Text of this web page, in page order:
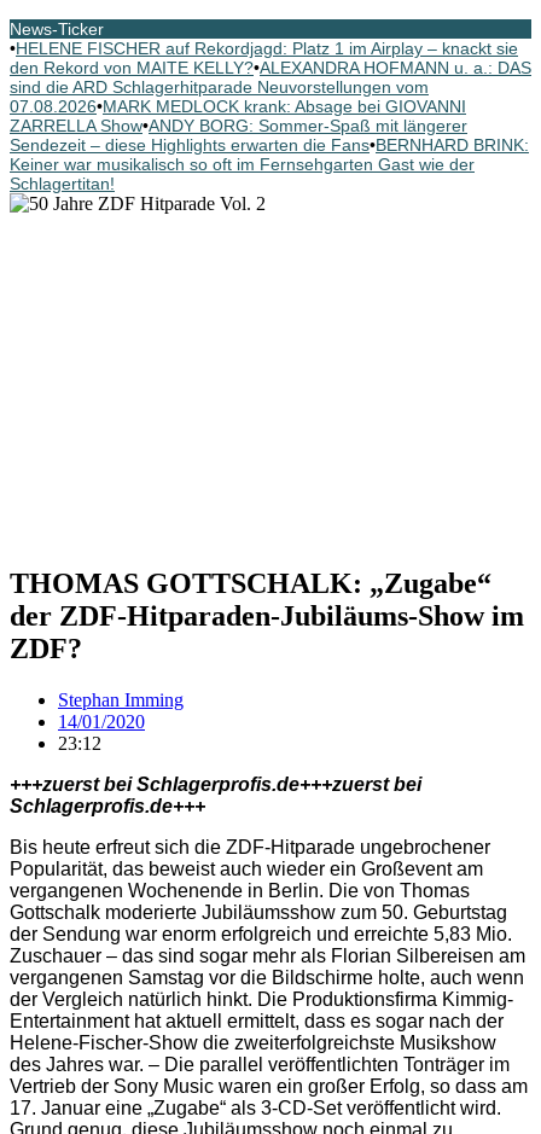
News-Ticker
•HELENE FISCHER auf Rekordjagd: Platz 1 im Airplay – knackt sie
den Rekord von MAITE KELLY?•ALEXANDRA HOFMANN u. a.: DAS
sind die ARD Schlagerhitparade Neuvorstellungen vom
07.08.2026•MARK MEDLOCK krank: Absage bei GIOVANNI
ZARRELLA Show•ANDY BORG: Sommer-Spaß mit längerer
Sendezeit – diese Highlights erwarten die Fans•BERNHARD BRINK:
Keiner war musikalisch so oft im Fernsehgarten Gast wie der
Schlagertitan!
THOMAS GOTTSCHALK: „Zugabe“
der ZDF-Hitparaden-Jubiläums-Show im
ZDF?
Stephan Imming
14/01/2020
23:12
+++zuerst bei Schlagerprofis.de+++zuerst bei
Schlagerprofis.de+++
Bis heute erfreut sich die ZDF-Hitparade ungebrochener
Popularität, das beweist auch wieder ein Großevent am
vergangenen Wochenende in Berlin. Die von Thomas
Gottschalk moderierte Jubiläumsshow zum 50. Geburtstag
der Sendung war enorm erfolgreich und erreichte 5,83 Mio.
Zuschauer – das sind sogar mehr als Florian Silbereisen am
vergangenen Samstag vor die Bildschirme holte, auch wenn
der Vergleich natürlich hinkt. Die Produktionsfirma Kimmig-
Entertainment hat aktuell ermittelt, dass es sogar nach der
Helene-Fischer-Show die zweiterfolgreichste Musikshow
des Jahres war. – Die parallel veröffentlichten Tonträger im
Vertrieb der Sony Music waren ein großer Erfolg, so dass am
17. Januar eine „Zugabe“ als 3-CD-Set veröffentlicht wird.
Grund genug, diese Jubiläumsshow noch einmal zu